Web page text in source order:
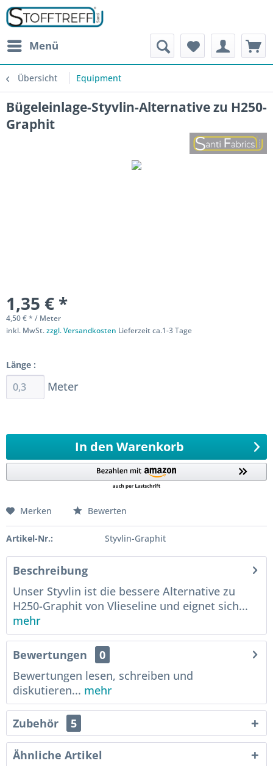
Menü
Übersicht Equipment
Bügeleinlage-Styvlin-Alternative zu H250-
Graphit
1,35 € *
4,50 € * / Meter
inkl. MwSt.zzgl. Versandkosten Lieferzeit ca.1-3 Tage
Länge :
Meter
In den Warenkorb
Merken Bewerten
Artikel-Nr.: Styvlin-Graphit
Beschreibung
Unser Styvlin ist die bessere Alternative zu
H250-Graphit von Vlieseline und eignet sich...
mehr
Bewertungen
0
Bewertungen lesen, schreiben und
diskutieren... mehr
Zubehör 5
Ähnliche Artikel